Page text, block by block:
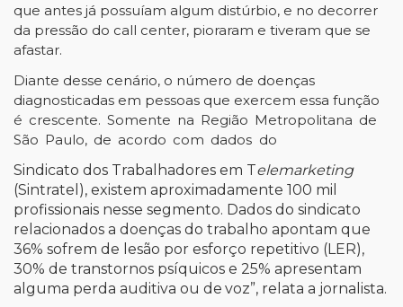
que antes já possuíam algum distúrbio, e no decorrer
da pressão do call center, pioraram e tiveram que se
afastar.
Diante desse cenário, o número de doenças
diagnosticadas em pessoas que exercem essa função
é crescente. Somente na Região Metropolitana de
São Paulo, de acordo com dados do
Sindicato dos Trabalhadores em Telemarketing
(Sintratel), existem aproximadamente 100 mil
profissionais nesse segmento. Dados do sindicato
relacionados a doenças do trabalho apontam que
36% sofrem de lesão por esforço repetitivo (LER),
30% de transtornos psíquicos e 25% apresentam
alguma perda auditiva ou de voz”, relata a jornalista.